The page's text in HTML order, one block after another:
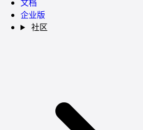
文档
企业版
社区